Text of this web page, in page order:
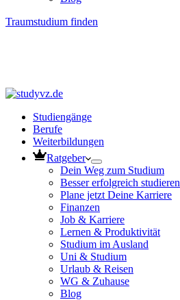
Traumstudium finden
Studiengänge
Berufe
Weiterbildungen
Ratgeber
Dein Weg zum Studium
Besser erfolgreich studieren
Plane jetzt Deine Karriere
Finanzen
Job & Karriere
Lernen & Produktivität
Studium im Ausland
Uni & Studium
Urlaub & Reisen
WG & Zuhause
Blog